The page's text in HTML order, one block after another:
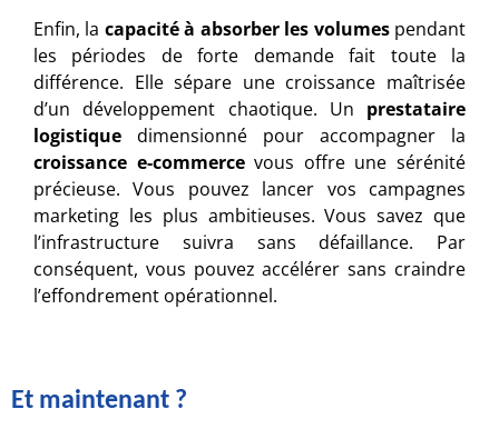
Enfin, la capacité à absorber les volumespendant
les périodes de forte demande fait toute la
différence. Elle sépare une croissance maîtrisée
d’un développement chaotique. Un prestataire
logistique dimensionné pour accompagner la
croissance e-commercevous offre une sérénité
précieuse. Vous pouvez lancer vos campagnes
marketing les plus ambitieuses. Vous savez que
l’infrastructure suivra sans défaillance. Par
conséquent, vous pouvez accélérer sans craindre
l’effondrement opérationnel.
Et maintenant ?